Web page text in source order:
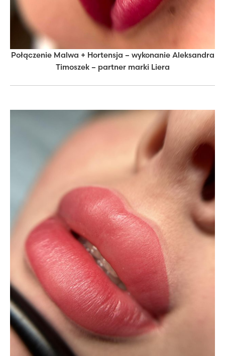
Połączenie Malwa + Hortensja – wykonanie Aleksandra
Timoszek – partner marki Liera